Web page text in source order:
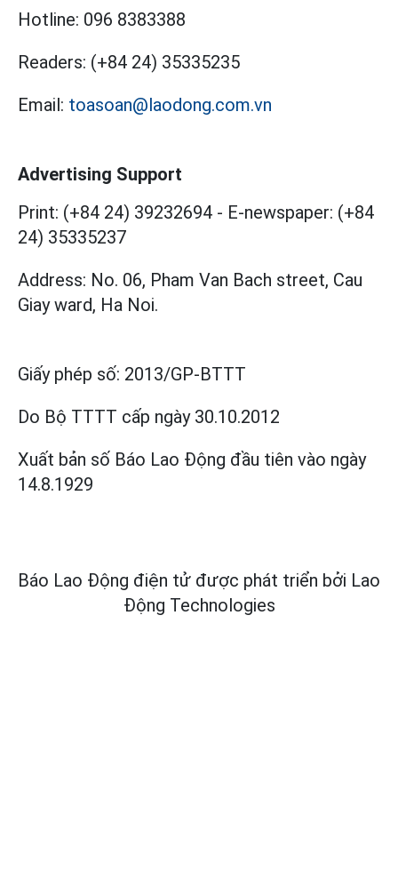
Hotline: 096 8383388
Readers: (+84 24) 35335235
Email: toasoan@laodong.com.vn
Advertising Support
Print: (+84 24) 39232694 - E-newspaper: (+84
24) 35335237
Address: No. 06, Pham Van Bach street, Cau
Giay ward, Ha Noi.
Giấy phép số: 2013/GP-BTTT
Do Bộ TTTT cấp ngày 30.10.2012
Xuất bản số Báo Lao Động đầu tiên vào ngày
14.8.1929
Báo Lao Động điện tử được phát triển bởi Lao
Động Technologies